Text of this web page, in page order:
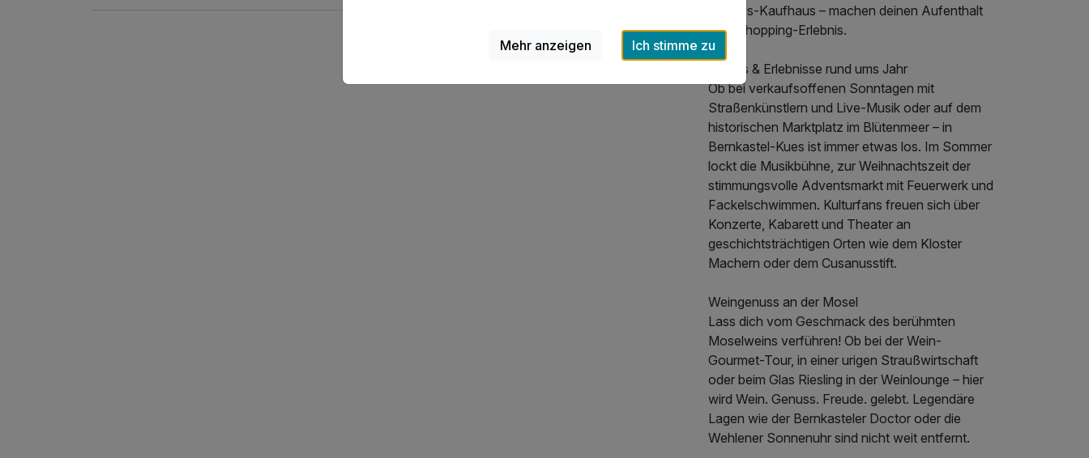
Erlebnis-Kaufhaus – machen deinen Aufenthalt
zum Shopping-Erlebnis.
Events & Erlebnisse rund ums Jahr
Ob bei verkaufsoffenen Sonntagen mit
Straßenkünstlern und Live-Musik oder auf dem
historischen Marktplatz im Blütenmeer – in
Bernkastel-Kues ist immer etwas los. Im Sommer
lockt die Musikbühne, zur Weihnachtszeit der
stimmungsvolle Adventsmarkt mit Feuerwerk und
Fackelschwimmen. Kulturfans freuen sich über
Konzerte, Kabarett und Theater an
geschichtsträchtigen Orten wie dem Kloster
Machern oder dem Cusanusstift.
Weingenuss an der Mosel
Lass dich vom Geschmack des berühmten
Moselweins verführen! Ob bei der Wein-
Gourmet-Tour, in einer urigen Straußwirtschaft
oder beim Glas Riesling in der Weinlounge – hier
wird Wein. Genuss. Freude. gelebt. Legendäre
Lagen wie der Bernkasteler Doctor oder die
Wehlener Sonnenuhr sind nicht weit entfernt.
Mehr anzeigen Ich stimme zu